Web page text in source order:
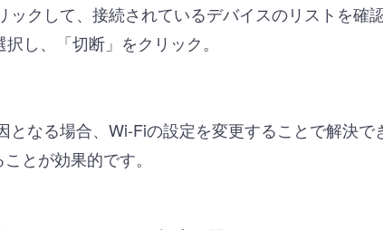
ックして、接続されているデバイスのリストを確認
し、「切断」をクリック。
となる場合、Wi-Fiの設定を変更することで解決
とが効果的です。